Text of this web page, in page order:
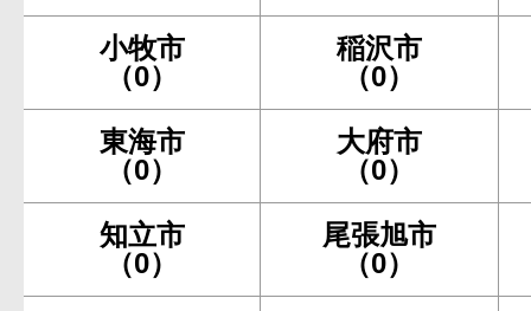
小牧市
（0）
稲沢市
（0）
東海市
（0）
大府市
（0）
知立市
（0）
尾張旭市
（0）